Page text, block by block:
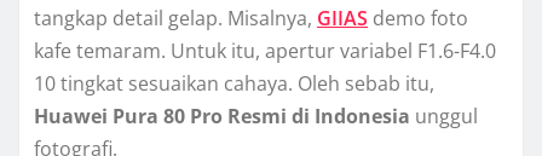
tangkap detail gelap. Misalnya, GIIAS demo foto
kafe temaram. Untuk itu, apertur variabel F1.6-F4.0
10 tingkat sesuaikan cahaya. Oleh sebab itu,
Huawei Pura 80 Pro Resmi di Indonesia unggul
fotografi.